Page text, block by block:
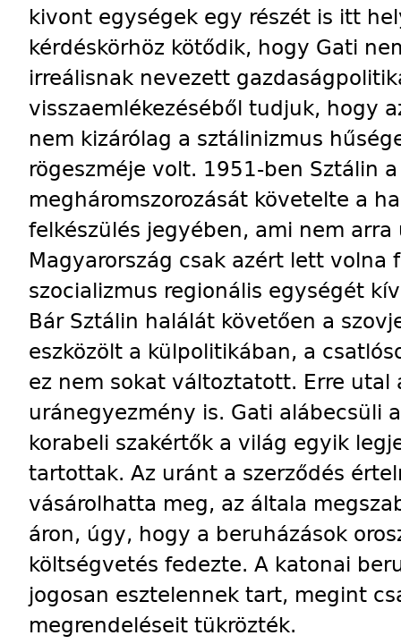
kivont egységek egy részét is itt
kérdéskörhöz kötődik, hogy Gati
irreálisnak nevezett
visszaemlékezéséből tudjuk, hogy
nem kizárólag a sztálinizmus
rögeszméje volt. 1951-ben Sztálin
megháromszorozását követelte a
felkészülés jegyében, ami nem
Magyarország csak azért lett volna
szocializmus regionális egységét
Bár Sztálin halálát követően a
eszközölt a külpolitikában, a
ez nem sokat változtatott. Erre utal
uránegyezmény is. Gati alábecsüli
korabeli szakértők a világ egyik
tartottak. Az uránt a szerződés
vásárolhatta meg, az általa
áron, úgy, hogy a beruházások
költségvetés fedezte. A katonai
jogosan esztelennek tart, megint
megrendeléseit tükrözték.